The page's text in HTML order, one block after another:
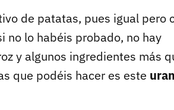
de patatas, pues igual pero
no lo habéis probado, no hay
y algunos ingredientes más
que podéis hacer es este